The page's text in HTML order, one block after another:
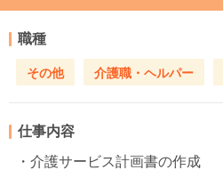
職種
その他 介護職・ヘルパー
仕事内容
・介護サービス計画書の作成